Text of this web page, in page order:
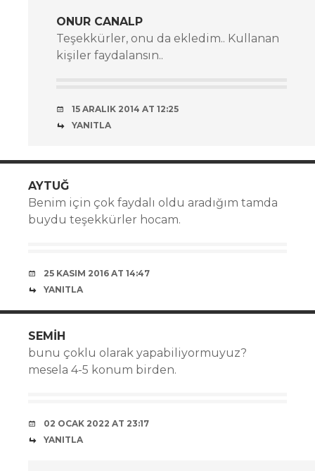
ONUR CANALP
Teşekkürler, onu da ekledim.. Kullanan
kişiler faydalansın..
15 ARALIK 2014 AT 12:25
YANITLA
AYTUĞ
Benim için çok faydalı oldu aradığım tamda
buydu teşekkürler hocam.
25 KASIM 2016 AT 14:47
YANITLA
SEMIH
bunu çoklu olarak yapabiliyormuyuz?
mesela 4-5 konum birden.
02 OCAK 2022 AT 23:17
YANITLA